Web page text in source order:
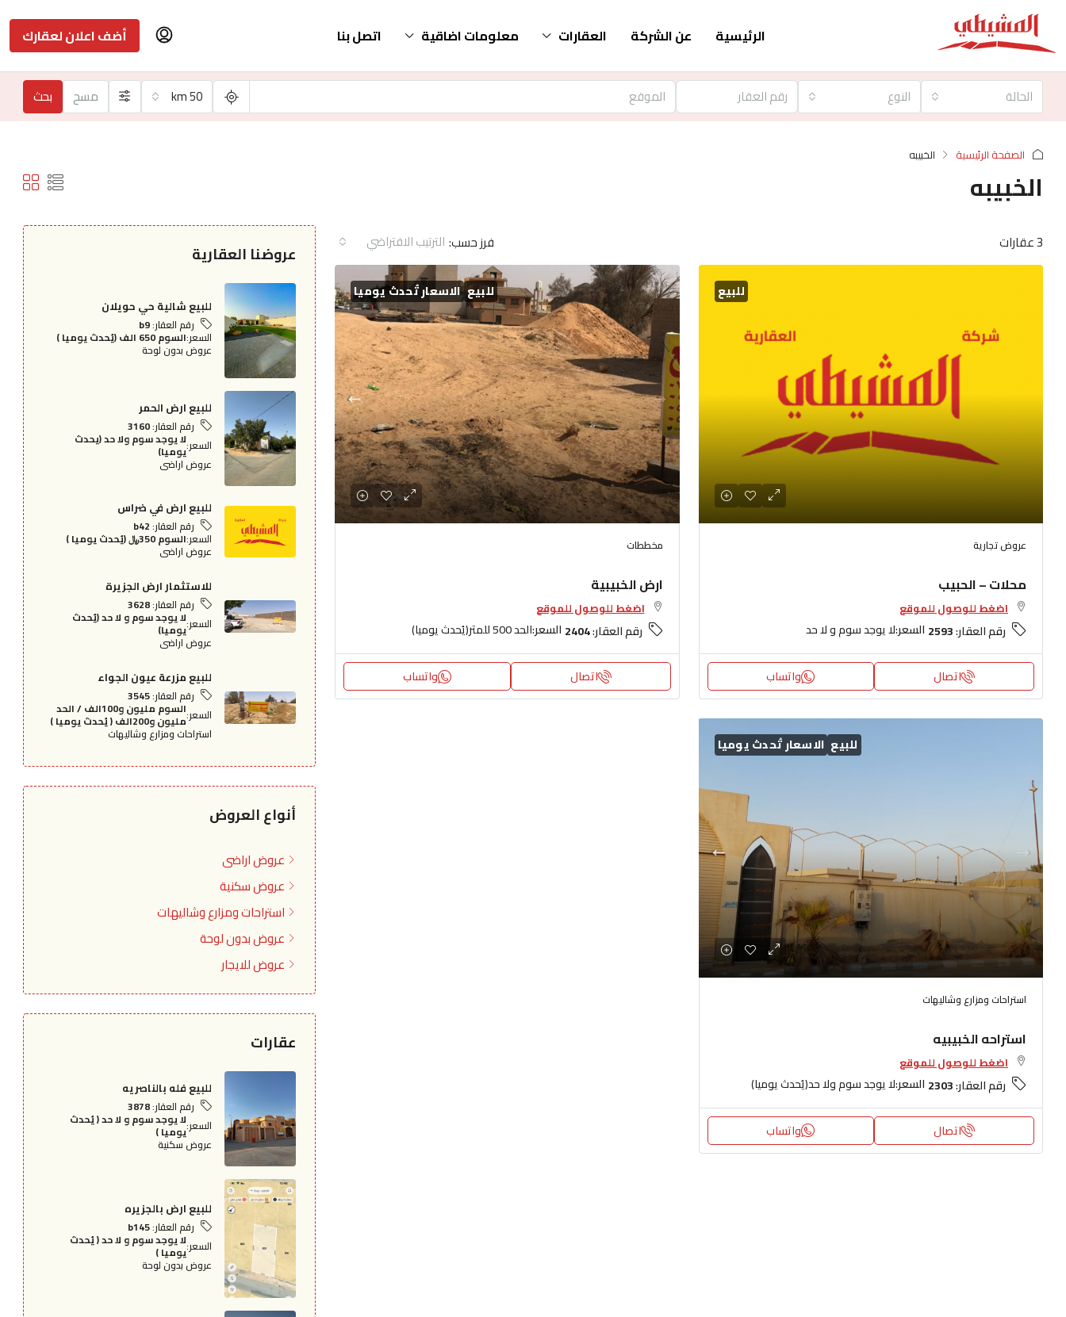
الرئيسية عن الشركة العقارات معلومات اضاقية اتصل بنا أضف اعلان لعقارك
الحالة النوع 50 km مسح بحث
الصفحة الرئيسية الخبيبه
الخبيبه
3 عقارات فرز حسب: الترتيب الافتراضي
للبيع
عروض تجارية
محلات – الحبيب
اضغط للوصول للموقع
رقم العقار:2593 السعر:لا يوجد سوم و لا حد
اتصال واتساب
للبيع الاسعار تُحدث يوميا
مخططات
ارض الخبيبية
اضغط للوصول للموقع
رقم العقار:2404 السعر:الحد 500 للمتر(يُحدث يوميا)
اتصال واتساب
للبيع الاسعار تُحدث يوميا
استراحات ومزارع وشاليهات
استراحه الخبيبيه
اضغط للوصول للموقع
رقم العقار:2303 السعر:لا يوجد سوم ولا حد(يُحدث يوميا)
اتصال واتساب
عروضنا العقارية
للبيع شالية حي حويلان
رقم العقار:b9
السعر:السوم 650 الف (يُحدث يوميا )
عروض بدون لوحة
للبيع ارض الحمر
رقم العقار:3160
السعر:لا يوجد سوم ولا حد (يحدث
يوميا)
عروض اراضى
للبيع ارض في ضراس
رقم العقار:b42
السعر:السوم 350﷼ (يُحدث يوميا )
عروض اراضى
للاستثمار ارض الجزيرة
رقم العقار:3628
السعر:لا يوجد سوم و لا حد (يُحدث
يوميا)
عروض اراضى
للبيع مزرعة عيون الجواء
رقم العقار:3545
السعر:
السوم مليون و100الف / الحد
مليون و200الف ( يُحدث يوميا )
استراحات ومزارع وشاليهات
أنواع العروض
عروض اراضى
عروض سكنية
استراحات ومزارع وشاليهات
عروض بدون لوحة
عروض للايجار
عقارات
للبيع فله بالناصريه
رقم العقار:3878
السعر:لا يوجد سوم و لا حد ( يُحدث
يوميا )
عروض سكنية
للبيع ارض بالجزيره
رقم العقار:b145
السعر:لا يوجد سوم و لا حد ( يُحدث
يوميا )
عروض بدون لوحة